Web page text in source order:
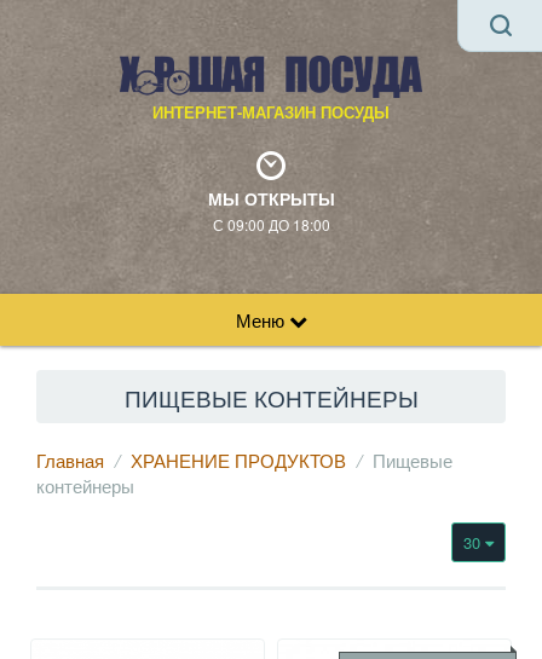
ИНТЕРНЕТ-МАГАЗИН ПОСУДЫ
МЫ ОТКРЫТЫ
С 09:00 ДО 18:00
Меню
ПИЩЕВЫЕ КОНТЕЙНЕРЫ
Главная ХРАНЕНИЕ ПРОДУКТОВ
Пищевые
контейнеры
30